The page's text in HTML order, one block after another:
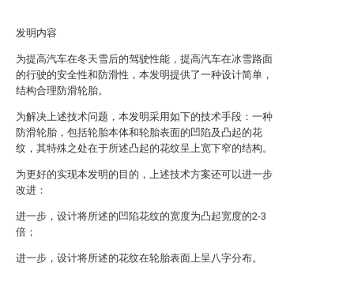
发明内容
为提高汽车在冬天雪后的驾驶性能，提高汽车在冰雪路面
的行驶的安全性和防滑性，本发明提供了一种设计简单，
结构合理防滑轮胎。
为解决上述技术问题，本发明采用如下的技术手段：一种
防滑轮胎，包括轮胎本体和轮胎表面的凹陷及凸起的花
纹，其特殊之处在于所述凸起的花纹呈上宽下窄的结构。
为更好的实现本发明的目的，上述技术方案还可以进一步
改进：
进一步，设计将所述的凹陷花纹的宽度为凸起宽度的2-3
倍；
进一步，设计将所述的花纹在轮胎表面上呈八字分布。